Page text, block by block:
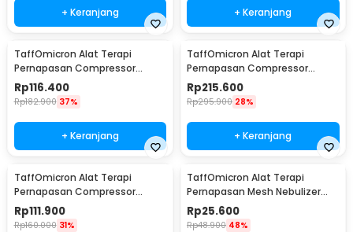
+ Keranjang + Keranjang
TaffOmicron Alat Terapi
Pernapasan Compressor
Nebulizer Inhaler - SZ5
Rp116.400
Rp182.900 37%
+ Keranjang
TaffOmicron Alat Terapi
Pernapasan Compressor
Nebulizer Inhaler - RAK362
Rp215.600
Rp295.900 28%
+ Keranjang
TaffOmicron Alat Terapi
Pernapasan Compressor
Nebulizer Inhaler - GS-302
Rp111.900
Rp160.000 31%
TaffOmicron Alat Terapi
Pernapasan Mesh Nebulizer
Inhaler Atomizer Baterai AA -
JSL-W302
Rp25.600
Rp48.900 48%